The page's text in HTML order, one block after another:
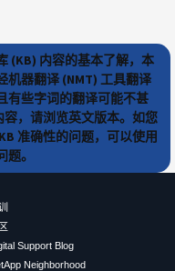
(KB) 内容的基本了解，本
机器翻译 (NMT) 工具翻译
有些字词的翻译可能不甚
，请浏览英文版本。如您
准确性的问题，可以使用
。
Support Blog
Neighborhood